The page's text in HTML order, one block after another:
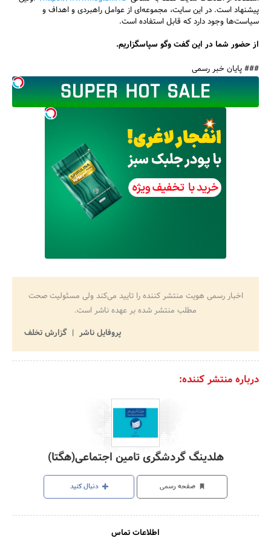
پیشنهاد است. در این سایت، مجموعه‌ای از عوامل راهبردی و اهداف و
سیاست‌ها وجود دارد که قابل استفاده است.
از حضور شما در این گفت وگو سپاسگزاریم.
### پایان خبر رسمی
اخبار رسمی هویت منتشر کننده را تایید می‌کند ولی مسئولیت صحت
مطلب منتشر شده بر عهده ناشر است.
پروفایل ناشر
گزارش تخلف
درباره منتشر کننده:
هلدینگ گردشگری تامین اجتماعی(هگتا)
صفحه رسمی دنبال کنید
اطلاعات تماس